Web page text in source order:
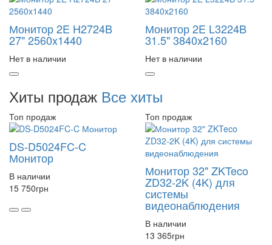
Монитор 2E H2724B
27" 2560x1440
Нет в наличии
Монитор 2E L3224B
31.5" 3840x2160
Нет в наличии
Хиты продаж Все хиты
Топ продаж
DS-D5024FC-C
Монитор
В наличии
15 750грн
Топ продаж
Монитор 32" ZKTeco
ZD32-2K (4K) для
системы
видеонаблюдения
В наличии
13 365грн